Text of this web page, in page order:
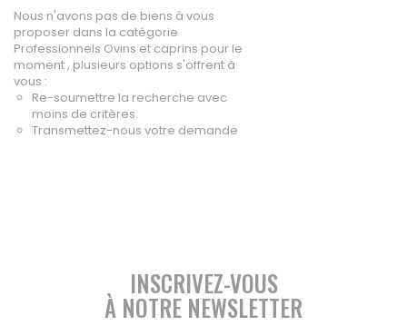
Beauté / Coiffure
Equipement
BTP
Artisanat
Imprimerie / Comm.
CONTACT
MON COMPTE
Nous n'avons pas de biens à vous
proposer dans la catégorie
Professionnels Ovins et caprins pour le
moment , plusieurs options s'offrent à
vous :
Re-soumettre la recherche avec
moins de critères.
Transmettez-nous votre demande
INSCRIVEZ-VOUS
À NOTRE NEWSLETTER